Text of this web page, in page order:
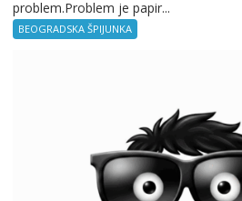
problem.Problem je papir...
BEOGRADSKA ŠPIJUNKA